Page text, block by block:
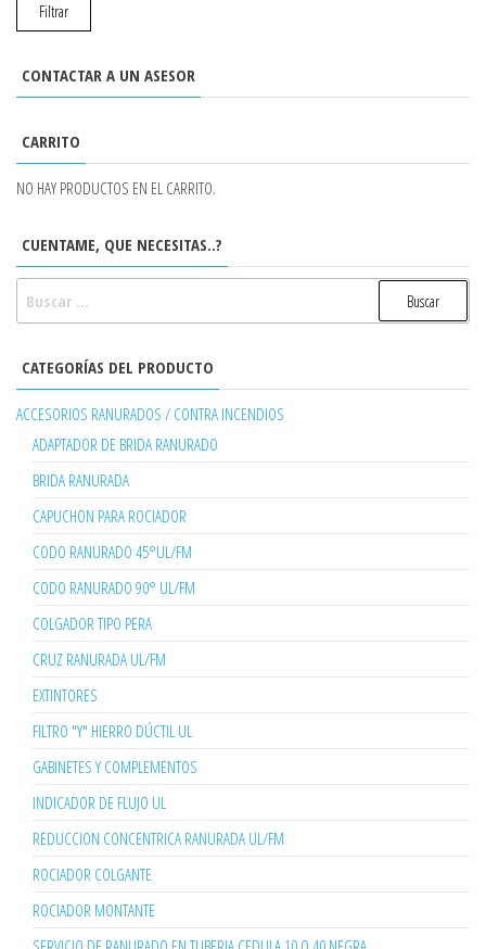
Filtrar
CONTACTAR A UN ASESOR
CARRITO
NO HAY PRODUCTOS EN EL CARRITO.
CUENTAME, QUE NECESITAS..?
CATEGORÍAS DEL PRODUCTO
ACCESORIOS RANURADOS / CONTRA INCENDIOS
ADAPTADOR DE BRIDA RANURADO
BRIDA RANURADA
CAPUCHON PARA ROCIADOR
CODO RANURADO 45°UL/FM
CODO RANURADO 90° UL/FM
COLGADOR TIPO PERA
CRUZ RANURADA UL/FM
EXTINTORES
FILTRO "Y" HIERRO DÚCTIL UL
GABINETES Y COMPLEMENTOS
INDICADOR DE FLUJO UL
REDUCCION CONCENTRICA RANURADA UL/FM
ROCIADOR COLGANTE
ROCIADOR MONTANTE